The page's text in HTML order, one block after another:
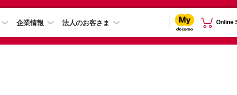
企業情報 法人のお客さま Online